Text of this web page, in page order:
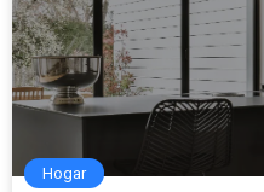
Hogar